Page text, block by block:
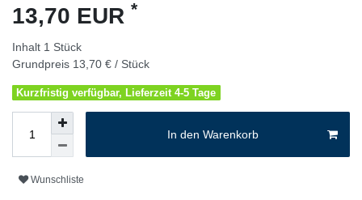
13,70 EUR *
Inhalt 1 Stück
Grundpreis 13,70 € / Stück
Kurzfristig verfügbar, Lieferzeit 4-5 Tage
In den Warenkorb
Wunschliste